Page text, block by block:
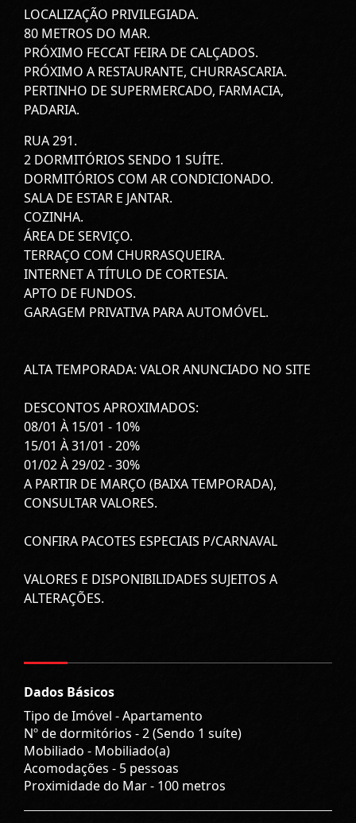
LOCALIZAÇÃO PRIVILEGIADA.
80 METROS DO MAR.
PRÓXIMO FECCAT FEIRA DE CALÇADOS.
PRÓXIMO A RESTAURANTE, CHURRASCARIA.
PERTINHO DE SUPERMERCADO, FARMACIA,
PADARIA.
RUA 291.
2 DORMITÓRIOS SENDO 1 SUÍTE.
DORMITÓRIOS COM AR CONDICIONADO.
SALA DE ESTAR E JANTAR.
COZINHA.
ÁREA DE SERVIÇO.
TERRAÇO COM CHURRASQUEIRA.
INTERNET A TÍTULO DE CORTESIA.
APTO DE FUNDOS.
GARAGEM PRIVATIVA PARA AUTOMÓVEL.
ALTA TEMPORADA: VALOR ANUNCIADO NO SITE
DESCONTOS APROXIMADOS:
08/01 À 15/01 - 10%
15/01 À 31/01 - 20%
01/02 À 29/02 - 30%
A PARTIR DE MARÇO (BAIXA TEMPORADA),
CONSULTAR VALORES.
CONFIRA PACOTES ESPECIAIS P/CARNAVAL
VALORES E DISPONIBILIDADES SUJEITOS A
ALTERAÇÕES.
Dados Básicos
Tipo de Imóvel - Apartamento
Nº de dormitórios - 2 (Sendo 1 suíte)
Mobiliado - Mobiliado(a)
Acomodações - 5 pessoas
Proximidade do Mar - 100 metros